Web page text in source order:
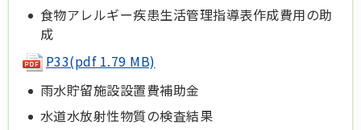
食物アレルギー疾患生活管理指導表作成費用の助
成
P33(pdf 1.79 MB)
雨水貯留施設設置費補助金
水道水放射性物質の検査結果